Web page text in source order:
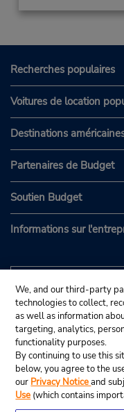
Recherches populaires
Voitures de location
Destinations
Partenaires de Budget
Soutien Budget
Informations sur
We, and our third-party
technologies to collect,
as well as information
targeting, analytics,
functionality purposes.
By continuing to use this
below, you agree to the
our Privacy Noticeand
Use (which contains